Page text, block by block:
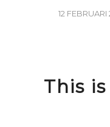
12 FEBRUARI
/
This